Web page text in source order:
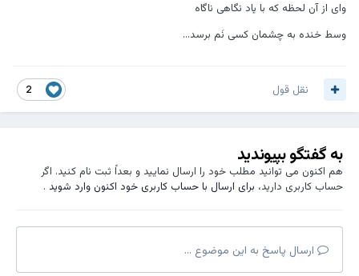
وای از آن لحظه که با یاد نگاهی ناگاه
وسط خنده به چشمان کسی نَم برسد...
2 نقل قول
به گفتگو بپیوندید
هم اکنون می توانید مطلب خود را ارسال نمایید و بعداً ثبت نام کنید. اگر
حساب کاربری دارید، برای ارسال با حساب کاربری خود اکنون وارد شوید.
ارسال پاسخ به این موضوع ...